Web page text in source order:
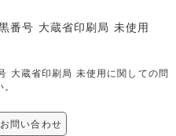
番号 大蔵省印刷局 未使用
大蔵省印刷局 未使用に関しての問
問い合わせ